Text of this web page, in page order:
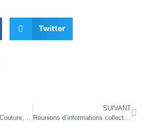
Twitter
SUIVANT
Réunions d’informations collectives Secrétaire Assistante Médico – Sociale !